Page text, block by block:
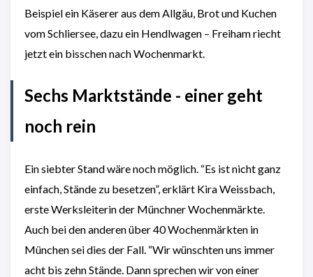
Beispiel ein Käserer aus dem Allgäu, Brot und Kuchen
vom Schliersee, dazu ein Hendlwagen – Freiham riecht
jetzt ein bisschen nach Wochenmarkt.
Sechs Marktstände - einer geht
noch rein
Ein siebter Stand wäre noch möglich. “Es ist nicht ganz
einfach, Stände zu besetzen”, erklärt Kira Weissbach,
erste Werksleiterin der Münchner Wochenmärkte.
Auch bei den anderen über 40 Wochenmärkten in
München sei dies der Fall. “Wir wünschten uns immer
acht bis zehn Stände. Dann sprechen wir von einer